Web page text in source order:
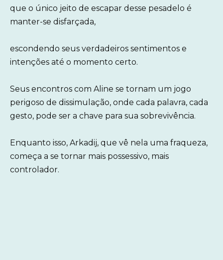
que o único jeito de escapar desse pesadelo é
manter-se disfarçada,
escondendo seus verdadeiros sentimentos e
intenções até o momento certo.
Seus encontros com Aline se tornam um jogo
perigoso de dissimulação, onde cada palavra, cada
gesto, pode ser a chave para sua sobrevivência.
Enquanto isso, Arkadij, que vê nela uma fraqueza,
começa a se tornar mais possessivo, mais
controlador.